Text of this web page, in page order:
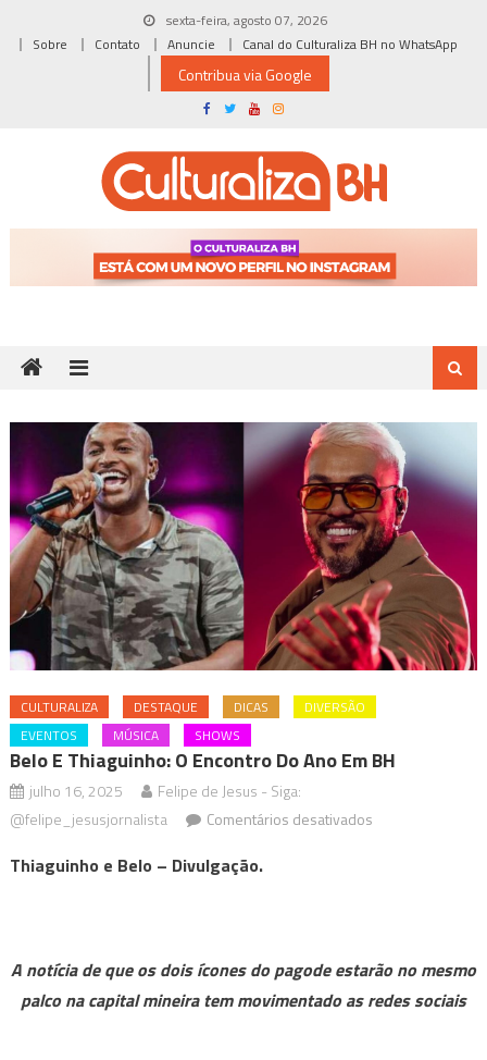
sexta-feira, agosto 07, 2026
Sobre
Contato Anuncie Canal do Culturaliza BH no WhatsApp
Contribua via Google
CULTURALIZA DESTAQUE DICAS
DIVERSÃO
EVENTOS
MÚSICA SHOWS
Belo E Thiaguinho: O Encontro Do Ano Em BH
julho 16, 2025
Felipe de Jesus - Siga:
@felipe_jesusjornalista
Comentários desativadosem
do
Ano
Thiaguinho e Belo – Divulgação.
A notícia de que os dois ícones do pagode estarão no mesmo
palco na capital mineira tem movimentado as redes sociais